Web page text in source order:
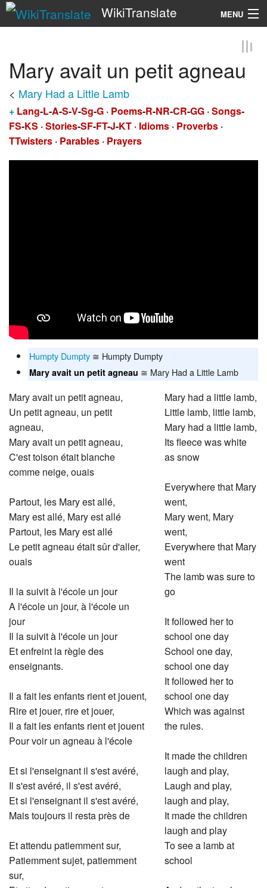
WikiTranslate MENU
Mary avait un petit agneau
< Mary Had a Little Lamb
+ Lang-L-A-S-V-Sg-G · Poems-R-NR-CR-GG ·Songs-
FS-KS ·Stories-SF-FT-J-KT · Idioms · Proverbs ·
TTwisters · Parables · Prayers
Humpty Dumpty ≅ Humpty Dumpty
Mary avait un petit agneau ≅ Mary Had a Little Lamb
Mary avait un petit agneau,
Un petit agneau, un petit
agneau,
Mary avait un petit agneau,
C'est toison était blanche
comme neige, ouais
Partout, les Mary est allé,
Mary est allé, Mary est allé
Partout, les Mary est allé
Le petit agneau était sûr d'aller,
ouais
Il la suivit à l'école un jour
A l'école un jour, à l'école un
jour
Il la suivit à l'école un jour
Et enfreint la règle des
enseignants.
Il a fait les enfants rient et jouent,
Rire et jouer, rire et jouer,
Il a fait les enfants rient et jouent
Pour voir un agneau à l'école
Et si l'enseignant il s'est avéré,
Il s'est avéré, il s'est avéré,
Et si l'enseignant il s'est avéré,
Mais toujours il resta près de
Et attendu patiemment sur​​,
Patiemment sujet, patiemment
sur​​,
Mary had a little lamb,
Little lamb, little lamb,
Mary had a little lamb,
Its fleece was white
as snow
Everywhere that Mary
went,
Mary went, Mary
went,
Everywhere that Mary
went
The lamb was sure to
go
It followed her to
school one day
School one day,
school one day
It followed her to
school one day
Which was against
the rules.
It made the children
laugh and play,
Laugh and play,
laugh and play,
It made the children
laugh and play
To see a lamb at
school